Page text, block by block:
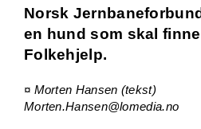
Norsk
en hund som skal
Folkehjelp.
¤ Morten Hansen (tekst)
Morten.Hansen@lomedia.no